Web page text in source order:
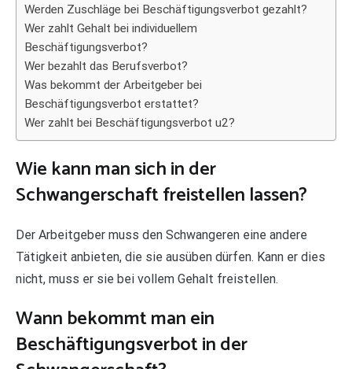
Werden Zuschläge bei Beschäftigungsverbot gezahlt?
Wer zahlt Gehalt bei individuellem
Beschäftigungsverbot?
Wer bezahlt das Berufsverbot?
Was bekommt der Arbeitgeber bei
Beschäftigungsverbot erstattet?
Wer zahlt bei Beschäftigungsverbot u2?
Wie kann man sich in der
Schwangerschaft freistellen lassen?
Der Arbeitgeber muss den Schwangeren eine andere
Tätigkeit anbieten, die sie ausüben dürfen. Kann er dies
nicht, muss er sie bei vollem Gehalt freistellen.
Wann bekommt man ein
Beschäftigungsverbot in der